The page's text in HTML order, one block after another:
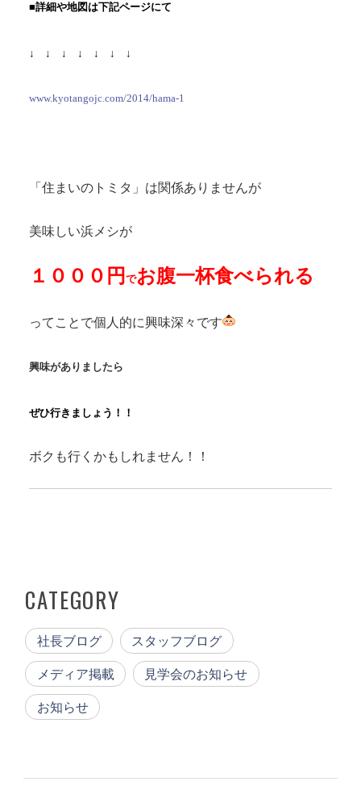
■詳細や地図は下記ページにて
↓ ↓ ↓ ↓ ↓ ↓ ↓
www.kyotangojc.com/2014/hama-1
「住まいのトミタ」は関係ありませんが
美味しい浜メシが
１０００円 でお腹一杯食べられる
ってことで個人的に興味深々です
興味がありましたら
ぜひ行きましょう！！
ボクも行くかもしれません！！
CATEGORY
社長ブログ スタッフブログ
メディア掲載 見学会のお知らせ
お知らせ